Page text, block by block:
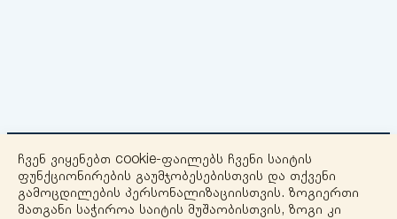
ჩვენ ვიყენებთ cookie-ფაილებს ჩვენი საიტის
ფუნქციონირების გაუმჯობესებისთვის და თქვენი
გამოცდილების პერსონალიზაციისთვის. ზოგიერთი
მათგანი საჭიროა საიტის მუშაობისთვის, ზოგი კი